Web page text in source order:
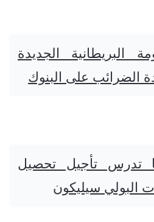
البريطانية الجديدة
الضرائب على البنوك
تدرس تأجيل تحصيل
البولي سيليكون